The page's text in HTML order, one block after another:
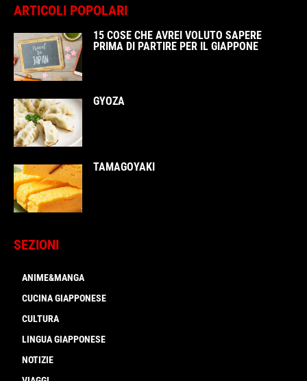
ARTICOLI POPOLARI
15 COSE CHE AVREI VOLUTO SAPERE
PRIMA DI PARTIRE PER IL GIAPPONE
GYOZA
TAMAGOYAKI
SEZIONI
ANIME&MANGA
CUCINA GIAPPONESE
CULTURA
LINGUA GIAPPONESE
NOTIZIE